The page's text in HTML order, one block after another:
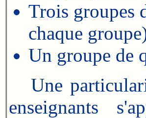
Trois groupes
chaque
Un groupe de
Une
enseignants